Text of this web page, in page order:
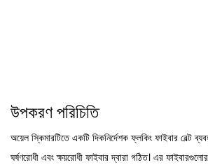
উপকরণ পরিচিতি
অয়েল স্কিমারটিতে একটি দিকনির্দেশক ফ্লকিং ফাইবার বেল্ট
ঘর্ষণরোধী এবং ক্ষয়রোধী ফাইবার দ্বারা গঠিত। এর